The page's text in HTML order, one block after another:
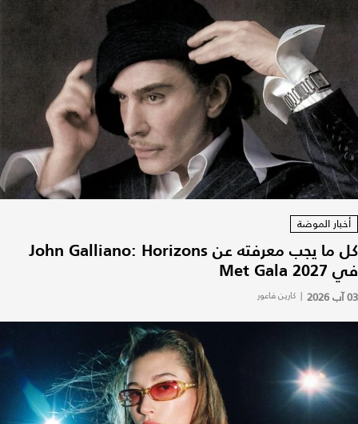
أخبار الموضة
كل ما يجب معرفته عن John Galliano: Horizons
في Met Gala 2027
03 آب 2026 | كارين فاعور